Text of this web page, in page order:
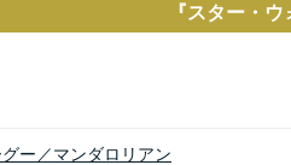
『スター・
ー／マンダロリアン